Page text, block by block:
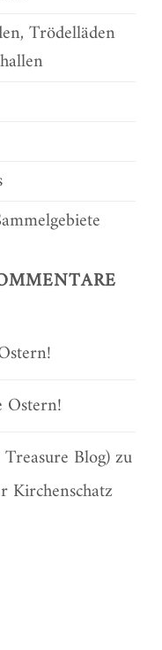
Trödelläden
Ostern!
Blog)zu
Kirchenschatz